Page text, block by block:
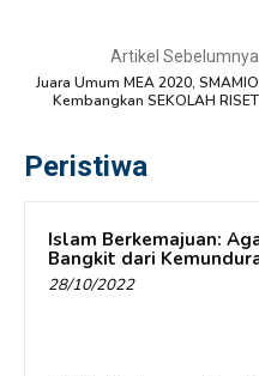
Artikel Sebelumnya
Juara Umum MEA 2020, SMAMIO
Kembangkan SEKOLAH RISET
Peristiwa
Islam Berkemajuan:
Bangkit dari
28/10/2022